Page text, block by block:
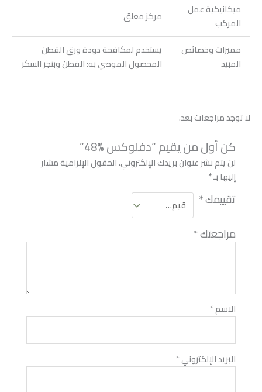
ميكانيكية عمل
المركب
مركز معلق
مميزات وخصائص
المبيد
يستخدم لمكافحة دودة ورق القطن
المحصول الموصي به: القطن وبنجر السكر
لا توجد مراجعات بعد.
كن أول من يقيم “دفلوكس %48”
لن يتم نشر عنوان بريدك الإلكتروني.الحقول الإلزامية مشار
إليها بـ*
تقييمك*
مراجعتك*
الاسم*
البريد الإلكتروني*